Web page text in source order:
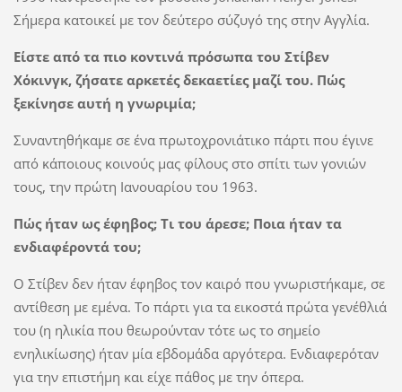
Σήμερα κατοικεί με τον δεύτερο σύζυγό της στην Αγγλία.
Είστε από τα πιο κοντινά πρόσωπα του Στίβεν
Χόκινγκ, ζήσατε αρκετές δεκαετίες μαζί του. Πώς
ξεκίνησε αυτή η γνωριμία;
Συναντηθήκαμε σε ένα πρωτοχρονιάτικο πάρτι που έγινε
από κάποιους κοινούς μας φίλους στο σπίτι των γονιών
τους, την πρώτη Ιανουαρίου του 1963.
Πώς ήταν ως έφηβος; Τι του άρεσε; Ποια ήταν τα
ενδιαφέροντά του;
Ο Στίβεν δεν ήταν έφηβος τον καιρό που γνωριστήκαμε, σε
αντίθεση με εμένα. Το πάρτι για τα εικοστά πρώτα γενέθλιά
του (η ηλικία που θεωρούνταν τότε ως το σημείο
ενηλικίωσης) ήταν μία εβδομάδα αργότερα. Ενδιαφερόταν
για την επιστήμη και είχε πάθος με την όπερα.